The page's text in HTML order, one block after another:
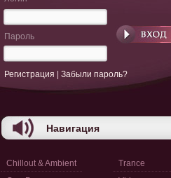
Пароль
Регистрация Забыли пароль?
Навигация
Chillout & Ambient
Trance